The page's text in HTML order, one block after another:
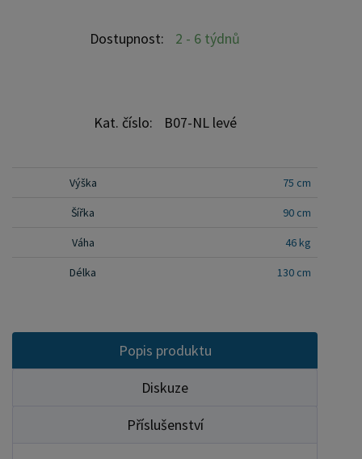
poznámky v objednávce.
Dostupnost: 2 - 6 týdnů
Kat. číslo: B07-NL levé
Výška 75 cm
Šířka 90 cm
Váha 46 kg
Délka 130 cm
Popis produktu
Diskuze
Příslušenství